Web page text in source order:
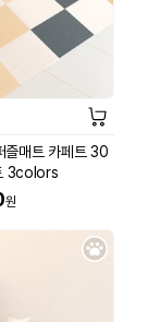
즐매트 카페트 30
3colors
원